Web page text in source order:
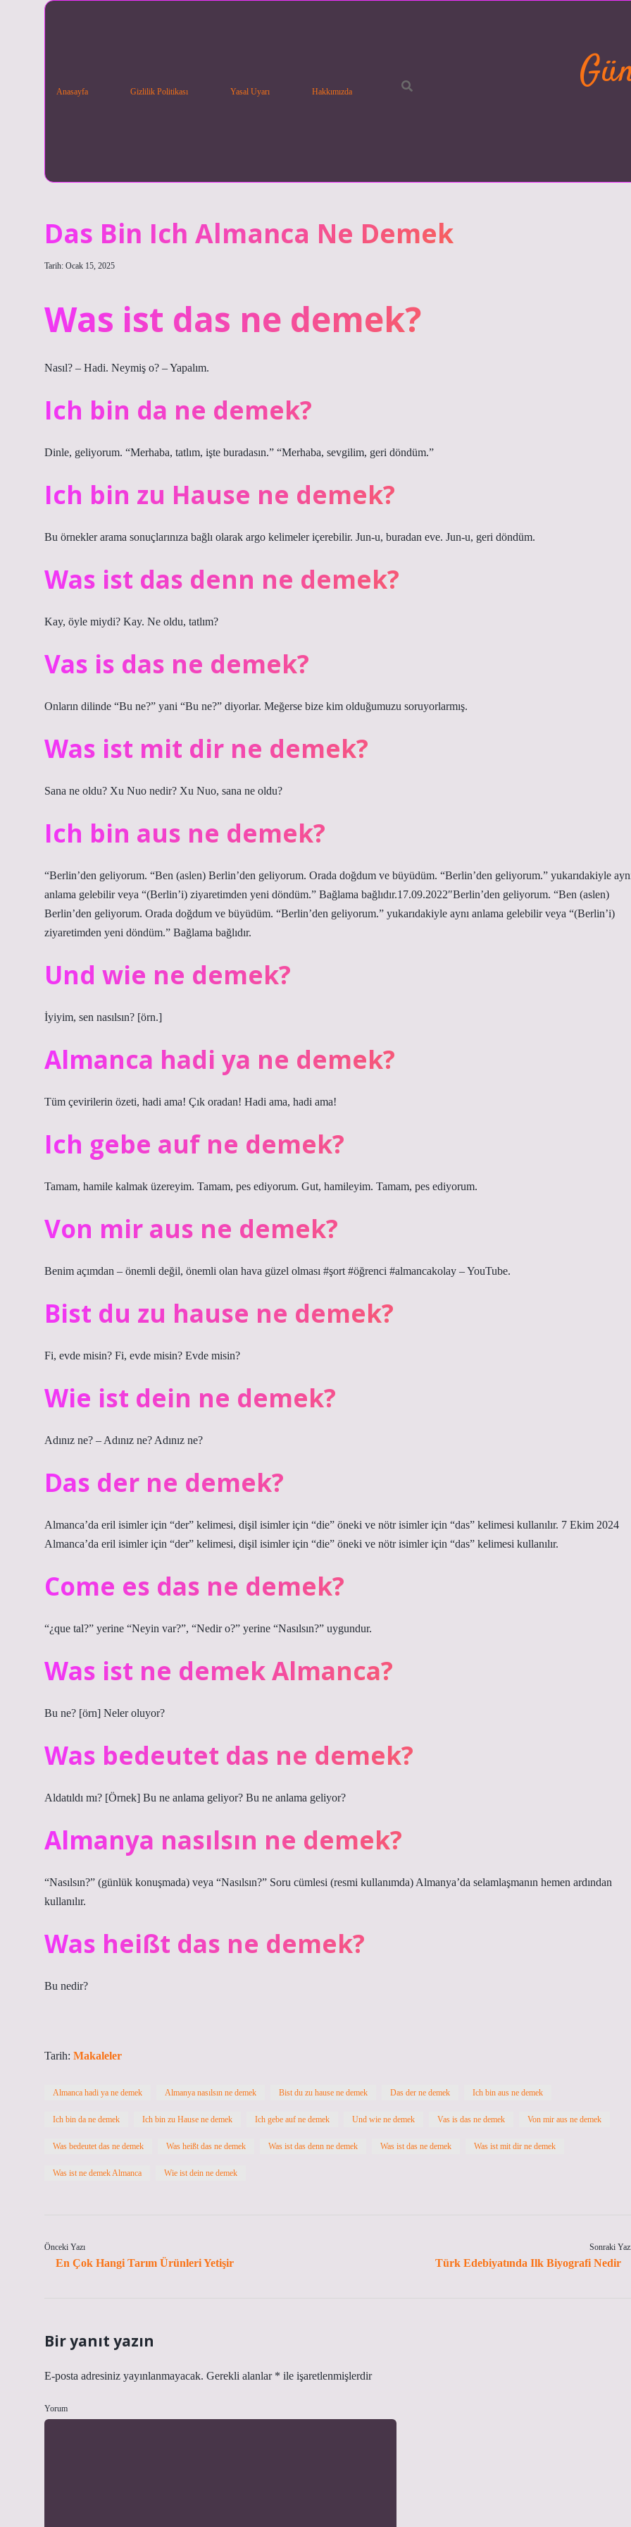
Anasayfa Gizlilik Politikası Yasal Uyarı Hakkımızda
Das Bin Ich Almanca Ne Demek
Tarih: Ocak 15, 2025
Was ist das ne demek?
Nasıl? – Hadi. Neymiş o? – Yapalım.
Ich bin da ne demek?
Dinle, geliyorum. “Merhaba, tatlım, işte buradasın.” “Merhaba, sevgilim, geri döndüm.”
Ich bin zu Hause ne demek?
Bu örnekler arama sonuçlarınıza bağlı olarak argo kelimeler içerebilir. Jun-u, buradan eve. Jun-u, geri döndüm.
Was ist das denn ne demek?
Kay, öyle miydi? Kay. Ne oldu, tatlım?
Vas is das ne demek?
Onların dilinde “Bu ne?” yani “Bu ne?” diyorlar. Meğerse bize kim olduğumuzu soruyorlarmış.
Was ist mit dir ne demek?
Sana ne oldu? Xu Nuo nedir? Xu Nuo, sana ne oldu?
Ich bin aus ne demek?
“Berlin’den geliyorum. “Ben (aslen) Berlin’den geliyorum. Orada doğdum ve büyüdüm. “Berlin’den geliyorum.” yukarıdakiyle
anlama gelebilir veya “(Berlin’i) ziyaretimden yeni döndüm.” Bağlama bağlıdır.17.09.2022″Berlin’den geliyorum. “Ben (aslen)
Berlin’den geliyorum. Orada doğdum ve büyüdüm. “Berlin’den geliyorum.” yukarıdakiyle aynı anlama gelebilir veya “(Berlin’i)
ziyaretimden yeni döndüm.” Bağlama bağlıdır.
Und wie ne demek?
İyiyim, sen nasılsın? [örn.]
Almanca hadi ya ne demek?
Tüm çevirilerin özeti, hadi ama! Çık oradan! Hadi ama, hadi ama!
Ich gebe auf ne demek?
Tamam, hamile kalmak üzereyim. Tamam, pes ediyorum. Gut, hamileyim. Tamam, pes ediyorum.
Von mir aus ne demek?
Benim açımdan – önemli değil, önemli olan hava güzel olması #şort #öğrenci #almancakolay – YouTube.
Bist du zu hause ne demek?
Fi, evde misin? Fi, evde misin? Evde misin?
Wie ist dein ne demek?
Adınız ne? – Adınız ne? Adınız ne?
Das der ne demek?
Almanca’da eril isimler için “der” kelimesi, dişil isimler için “die” öneki ve nötr isimler için “das” kelimesi kullanılır. 7 Ekim 2024
Almanca’da eril isimler için “der” kelimesi, dişil isimler için “die” öneki ve nötr isimler için “das” kelimesi kullanılır.
Come es das ne demek?
“¿que tal?” yerine “Neyin var?”, “Nedir o?” yerine “Nasılsın?” uygundur.
Was ist ne demek Almanca?
Bu ne? [örn] Neler oluyor?
Was bedeutet das ne demek?
Aldatıldı mı? [Örnek] Bu ne anlama geliyor? Bu ne anlama geliyor?
Almanya nasılsın ne demek?
“Nasılsın?” (günlük konuşmada) veya “Nasılsın?” Soru cümlesi (resmi kullanımda) Almanya’da selamlaşmanın hemen ardından
kullanılır.
Was heißt das ne demek?
Bu nedir?
Tarih: Makaleler
Almanca hadi ya ne demek Almanya nasılsın ne demek Bist du zu hause ne demek Das der ne demek Ich bin aus ne demek
Ich bin da ne demek Ich bin zu Hause ne demek Ich gebe auf ne demek Und wie ne demek Vas is das ne demek Von mir aus ne demek
Was bedeutet das ne demek Was heißt das ne demek Was ist das denn ne demek Was ist das ne demek Was ist mit dir ne demek
Was ist ne demek Almanca Wie ist dein ne demek
Önceki Yazı
En Çok Hangi Tarım Ürünleri Yetişir
Sonraki
Türk Edebiyatında Ilk Biyografi Nedir
Bir yanıt yazın
E-posta adresiniz yayınlanmayacak. Gerekli alanlar * ile işaretlenmişlerdir
Yorum